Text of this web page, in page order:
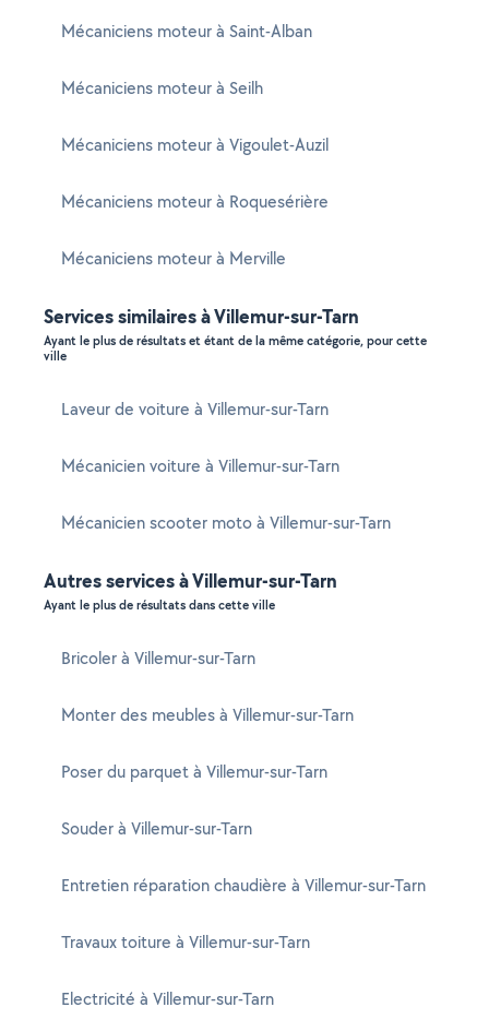
Mécaniciens moteur à Saint-Alban
Mécaniciens moteur à Seilh
Mécaniciens moteur à Vigoulet-Auzil
Mécaniciens moteur à Roquesérière
Mécaniciens moteur à Merville
Services similaires à Villemur-sur-Tarn
Ayant le plus de résultats et étant de la même catégorie, pour cette
ville
Laveur de voiture à Villemur-sur-Tarn
Mécanicien voiture à Villemur-sur-Tarn
Mécanicien scooter moto à Villemur-sur-Tarn
Autres services à Villemur-sur-Tarn
Ayant le plus de résultats dans cette ville
Bricoler à Villemur-sur-Tarn
Monter des meubles à Villemur-sur-Tarn
Poser du parquet à Villemur-sur-Tarn
Souder à Villemur-sur-Tarn
Entretien réparation chaudière à Villemur-sur-Tarn
Travaux toiture à Villemur-sur-Tarn
Electricité à Villemur-sur-Tarn